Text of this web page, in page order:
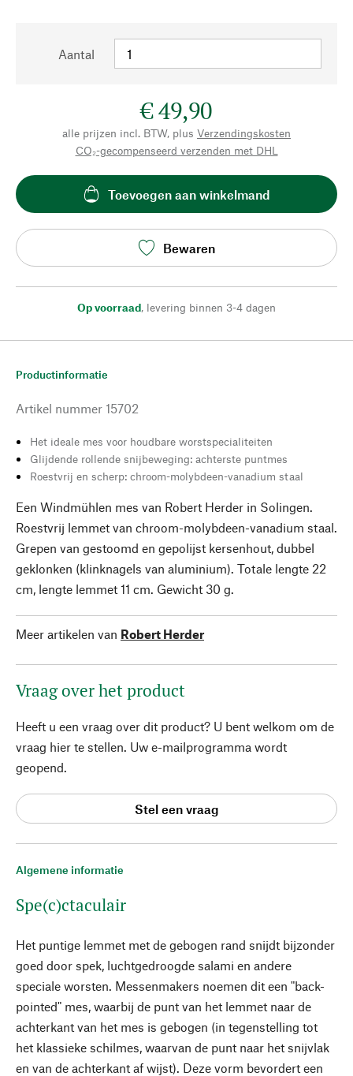
Aantal
€ 49,90
alle prijzen incl. BTW, plus Verzendingskosten
CO₂-gecompenseerd verzenden met DHL
Toevoegen aan winkelmand
Bewaren
Op voorraad, levering binnen 3-4 dagen
Algemene informatie
Spe(c)ctaculair
Het puntige lemmet met de gebogen rand snijdt bijzonder
goed door spek, luchtgedroogde salami en andere
speciale worsten. Messenmakers noemen dit een "back-
pointed" mes, waarbij de punt van het lemmet naar de
achterkant van het mes is gebogen (in tegenstelling tot
het klassieke schilmes, waarvan de punt naar het snijvlak
en van de achterkant af wijst). Deze vorm bevordert een
Productinformatie
Artikel nummer 15702
Het ideale mes voor houdbare worstspecialiteiten
Glijdende rollende snijbeweging: achterste puntmes
Roestvrij en scherp: chroom-molybdeen-vanadium staal
Een Windmühlen mes van Robert Herder in Solingen.
Roestvrij lemmet van chroom-molybdeen-vanadium staal.
Grepen van gestoomd en gepolijst kersenhout, dubbel
geklonken (klinknagels van aluminium). Totale lengte 22
cm, lengte lemmet 11 cm. Gewicht 30 g.
Meer artikelen van Robert Herder
Vraag over het product
Heeft u een vraag over dit product? U bent welkom om de
vraag hier te stellen. Uw e-mailprogramma wordt
geopend.
Stel een vraag